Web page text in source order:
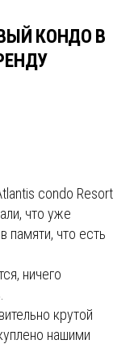
КОНДО В
condo Resort
что уже
памяти, что есть
ничего
крутой
нашими